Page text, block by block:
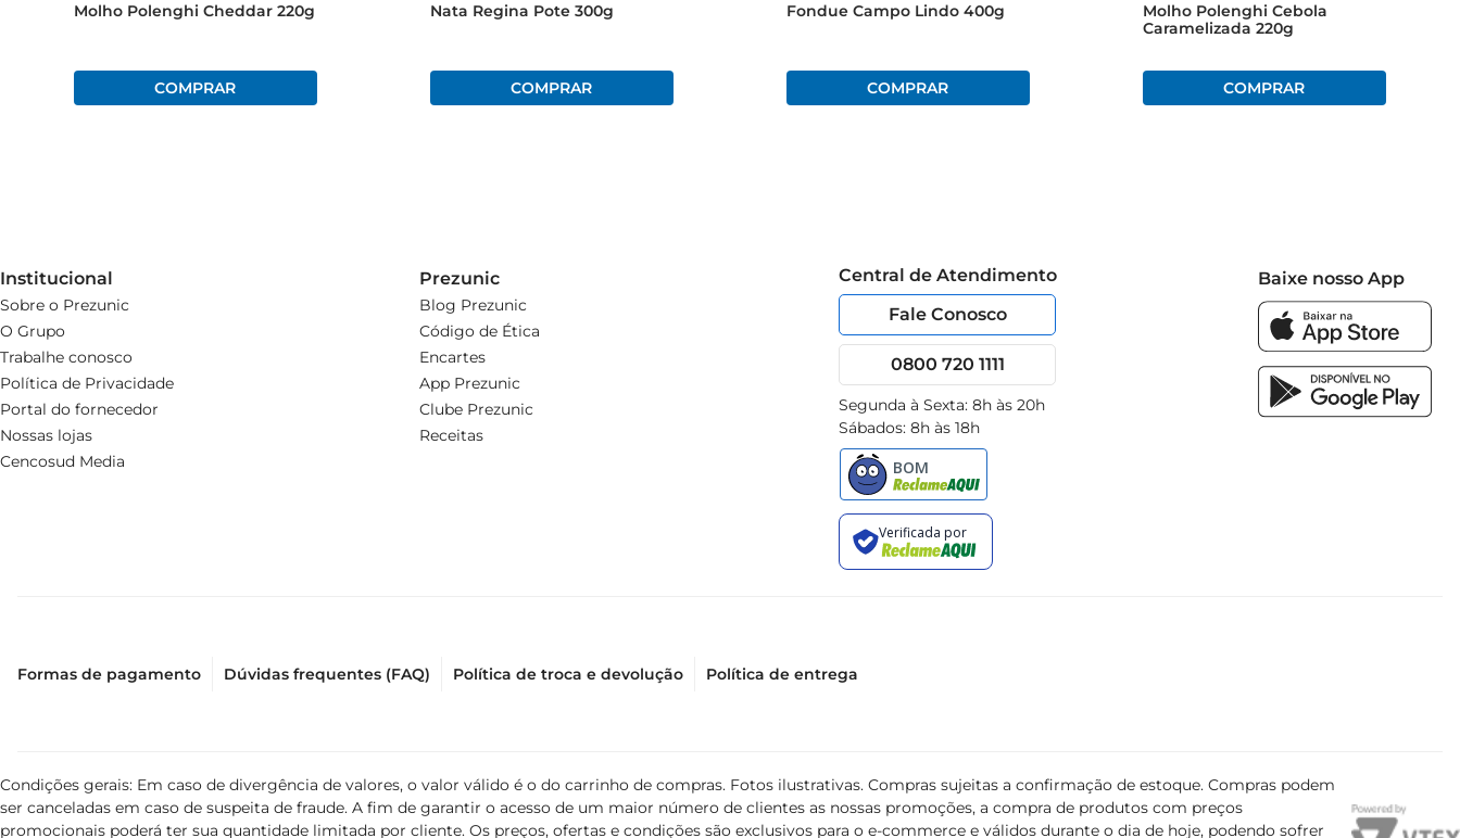
Molho Polenghi Cheddar 220g Nata Regina Pote 300g Fondue Campo Lindo 400g
Molho Polenghi Cebola
Caramelizada 220g
Institucional
Sobre o Prezunic
O Grupo
Trabalhe conosco
Política de Privacidade
Portal do fornecedor
Nossas lojas
Cencosud Media
Prezunic
Blog Prezunic
Código de Ética
Encartes
App Prezunic
Clube Prezunic
Receitas
Central de Atendimento
Fale Conosco
0800 720 1111
Segunda à Sexta: 8h às 20h
Sábados: 8h às 18h
Baixe nosso App
Formas de pagamento Dúvidas frequentes (FAQ) Política de troca e devolução Política de entrega
Condições gerais: Em caso de divergência de valores, o valor válido é o do carrinho de compras. Fotos ilustrativas. Compras sujeitas a confirmação de estoque. Compras podem
ser canceladas em caso de suspeita de fraude. A fim de garantir o acesso de um maior número de clientes as nossas promoções, a compra de produtos com preços
promocionais poderá ter sua quantidade limitada por cliente. Os preços, ofertas e condições são exclusivos para o e-commerce e válidos durante o dia de hoje, podendo sofrer